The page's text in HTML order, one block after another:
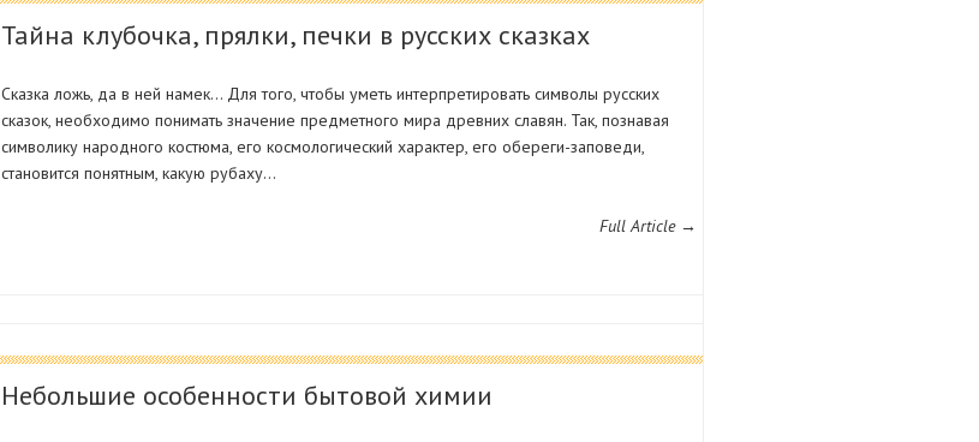
Тайна клубочка, прялки, печки в русских сказках
Сказка ложь, да в ней намек… Для того, чтобы уметь интерпретировать символы русских
сказок, необходимо понимать значение предметного мира древних славян. Так, познавая
символику народного костюма, его космологический характер, его обереги-заповеди,
становится понятным, какую рубаху…
Full Article →
Небольшие особенности бытовой химии